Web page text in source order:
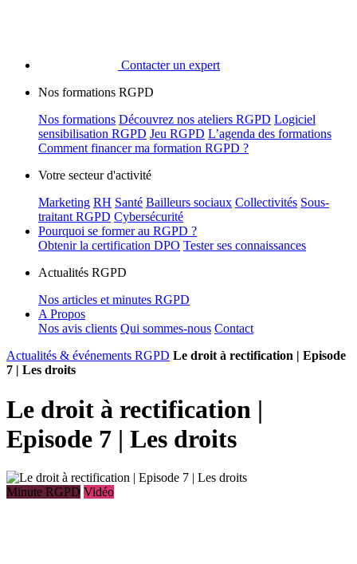
Contacter un expert
Nos formations RGPD
Nos formations Découvrez nos ateliers RGPD Logiciel
sensibilisation RGPD Jeu RGPD L’agenda des formations
Comment financer ma formation RGPD ?
Votre secteur d'activité
Marketing RH Santé Bailleurs sociaux Collectivités Sous-
traitant RGPD Cybersécurité
Pourquoi se former au RGPD ?
Obtenir la certification DPO Tester ses connaissances
Actualités RGPD
Nos articles et minutes RGPD
A Propos
Nos avis clients Qui sommes-nous Contact
Actualités & événements RGPD Le droit à rectification | Episode
7 | Les droits
Le droit à rectification |
Episode 7 | Les droits
Minute RGPD Vidéo